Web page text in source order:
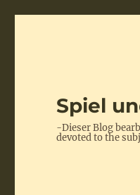
Spiel
-Dieser Blog
devoted to the